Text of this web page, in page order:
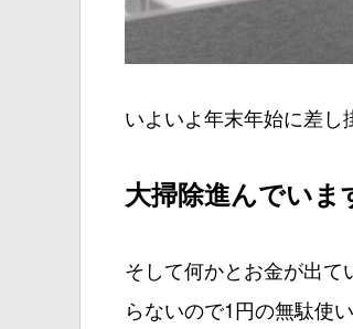
いよいよ年末年始に差
大掃除進んでいま
そして何かとお金が出
らないので1円の無駄使